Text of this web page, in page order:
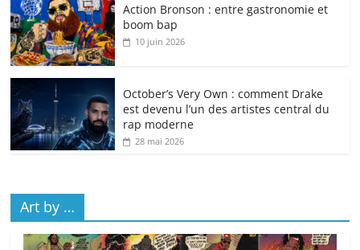
Action Bronson : entre gastronomie et
boom bap
10 juin 2026
October’s Very Own : comment Drake
est devenu l’un des artistes central du
rap moderne
28 mai 2026
Art by …